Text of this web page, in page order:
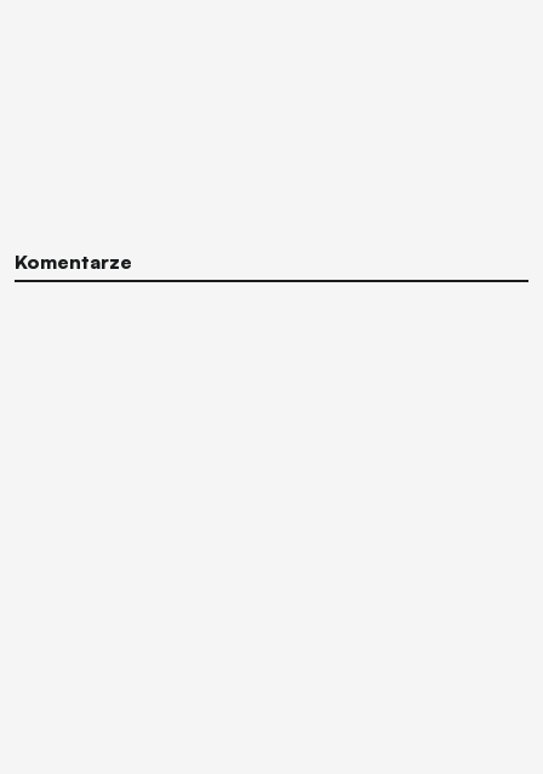
Komentarze